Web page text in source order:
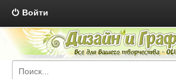
Войти